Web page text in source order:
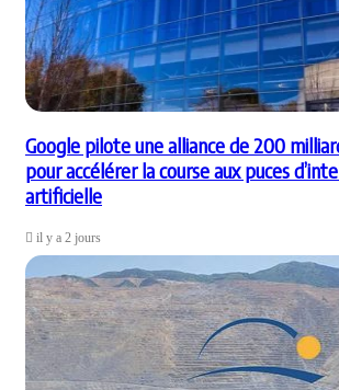
Google pilote une alliance de 200
pour accélérer la course aux puces
artificielle
il y a 2 jours